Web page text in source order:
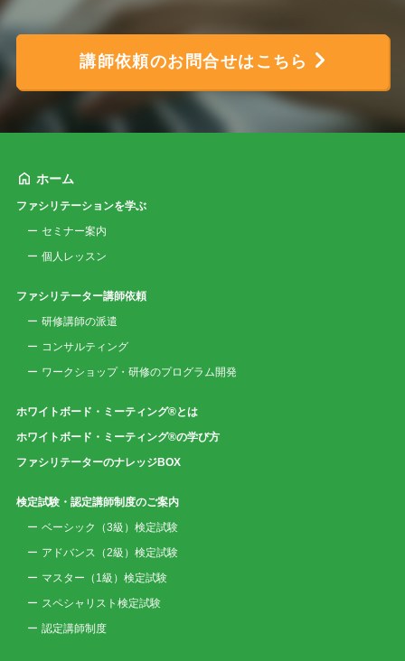
講師依頼のお問合せはこちら
ホーム
ファシリテーションを学ぶ
セミナー案内
個人レッスン
ファシリテーター講師依頼
研修講師の派遣
コンサルティング
ワークショップ・研修のプログラム開発
ホワイトボード・ミーティング®とは
ホワイトボード・ミーティング®の学び方
ファシリテーターのナレッジBOX
検定試験・認定講師制度のご案内
ベーシック（3級）検定試験
アドバンス（2級）検定試験
マスター（1級）検定試験
スペシャリスト検定試験
認定講師制度